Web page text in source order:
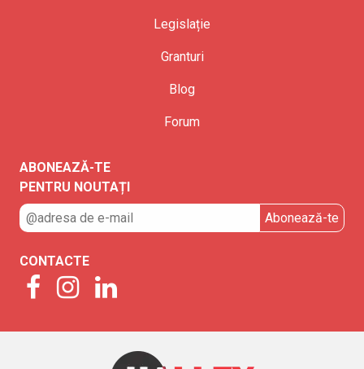
Legislație
Granturi
Blog
Forum
ABONEAZĂ-TE
PENTRU NOUTAȚI
CONTACTE